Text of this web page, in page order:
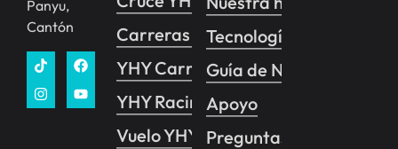
Panyu,
Cantón
Carreras YHY
YHY Carreras VR
YHY Racing Pro
Vuelo YHY
Tecnología
Guía de Negocios
Apoyo
Preguntas frecuentes